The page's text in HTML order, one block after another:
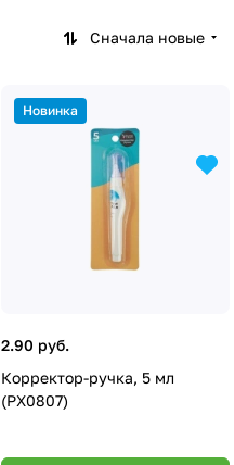
Сначала новые
Новинка
2.90 руб.
Корректор-ручка, 5 мл
(PX0807)